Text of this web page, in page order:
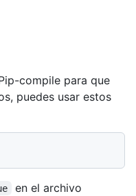
compile para que
puedes usar estos
en el archivo